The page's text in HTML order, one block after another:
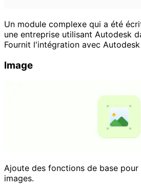
Un module complexe qui a été
une entreprise utilisant Autodesk
Fournit l'intégration avec Autodesk
Image
Ajoute des fonctions de base pour
images.